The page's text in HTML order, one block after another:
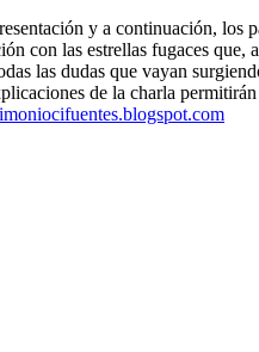
y a continuación, los
con las estrellas fugaces que,
las dudas que vayan
de la charla